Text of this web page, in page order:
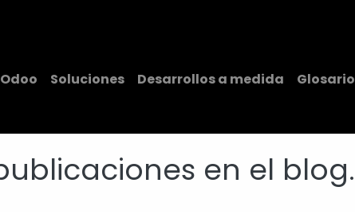
Odoo Soluciones Desarrollos a medida Glosario
en el blog.